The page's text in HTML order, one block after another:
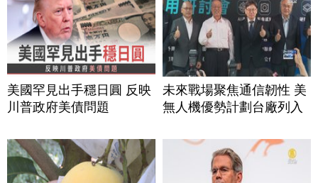
美國罕見出手穩日圓 反映
川普政府美債問題
未來戰場聚焦通信韌性 美
無人機優勢計劃台廠列入